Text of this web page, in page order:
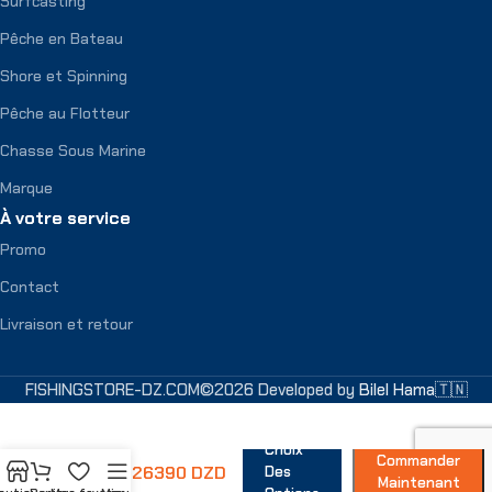
Pêche en Bateau
Shore et Spinning
Pêche au Flotteur
Chasse Sous Marine
Marque
À votre service
Promo
Contact
Livraison et retour
FISHINGSTORE-DZ.COM©2026 Developed by Bilel Hama🇹🇳
Fusion
26390 DZD
Choix
Des
Commander
Maintenant